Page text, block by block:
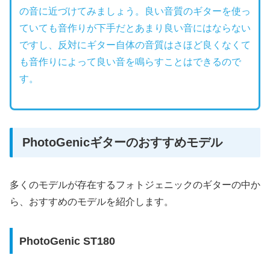
の音に近づけてみましょう。良い音質のギターを使っ
ていても音作りが下手だとあまり良い音にはならない
ですし、反対にギター自体の音質はさほど良くなくて
も音作りによって良い音を鳴らすことはできるので
す。
PhotoGenicギターのおすすめモデル
多くのモデルが存在するフォトジェニックのギターの中か
ら、おすすめのモデルを紹介します。
PhotoGenic ST180